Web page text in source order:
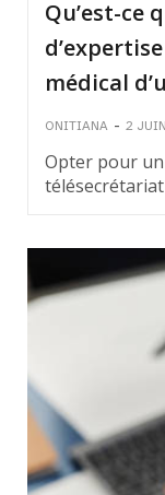
Qu’est-ce
médical
ONITIANA - 2
Opter pour un